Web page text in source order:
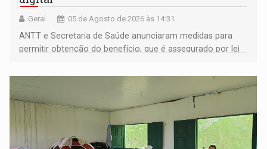
Geral 05 de Agosto de 2026 às 14:31
ANTT e Secretaria de Saúde anunciaram medidas para
permitir obtenção do benefício, que é assegurado por lei